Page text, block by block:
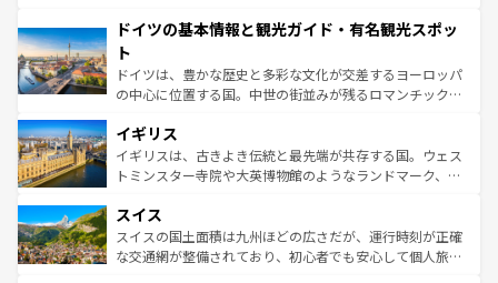
せる。地方によって風土や気候が異なるスペインはその個
ンテンツ一覧 を参照してほしい。
で、幅広い魅力が詰まっている。華麗な宮殿、歴史的な大
聖堂、美しいビーチ、そして豊かな自然が、訪れる者を心
から魅了する。また、フランスは美食の国としても知ら
れ、フランス料理はユネスコ無形文化遺産にも登録されて
香り高いラベンダー畑など、多彩な楽しみ方が可能だ。さ
らに、パリ以外の地域にも魅力が溢れており、どの街角に
も豊かな歴史と文化が息づいている。パリ以外の個性あふ
を参照してほしい。
ドイツの基本情報と観光ガイド・有名観光スポッ
ト
ドイツは、豊かな歴史と多彩な文化が交差するヨーロッパ
の中心に位置する国。中世の街並みが残るロマンチック街
顔を持つこの国は、どこを歩いても飽きることがない。ベ
ルリンの文化的活気、バイエルン州のアルプスの絶景、そ
してライン川沿いのワイン畑といった風景は必見。ビール
は、お酒好きな人にはぜひ体験してほしい。 なお、新着の
ドイツ情報はコンテンツ一覧を参照してほしい。
イギリス
イギリスは、古きよき伝統と最先端が共存する国。ウェス
トミンスター寺院や大英博物館のようなランドマーク、歴
リアごとに異なる魅力がある。また、優雅なアフタヌーン
ティー、ビール好きにはたまらない英国パブ、サッカー観
戦など、本場だからこそできる体験も豊富。イギリスを旅
スイス
スイスの国土面積は九州ほどの広さだが、運行時刻が正確
な交通網が整備されており、初心者でも安心して個人旅行